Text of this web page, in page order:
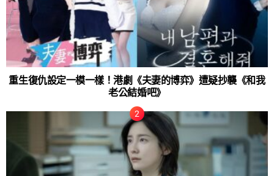
重生復仇設定一模一樣！港劇《夫妻的博弈》遭疑抄襲《和我
老公結婚吧》